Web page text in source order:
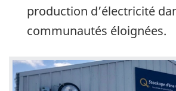
production d’électricité
communautés éloignées.